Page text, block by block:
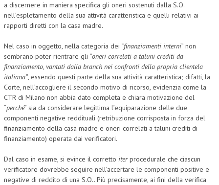
a discernere in maniera specifica gli oneri sostenuti dalla S.O.
nell’espletamento della sua attività caratteristica e quelli relativi ai
rapporti diretti con la casa madre.
Nel caso in oggetto, nella categoria dei “finanziamenti interni” non
sembrano poter rientrare gli “oneri correlati a taluni crediti da
finanziamento, vantati dalla branch nei confronti della propria clientela
italiana”, essendo questi parte della sua attività caratteristica; difatti, la
Corte, nell’accogliere il secondo motivo di ricorso, evidenzia come la
CTR di Milano non abbia dato completa e chiara motivazione del
“perché” sia da considerare legittima l’equiparazione delle due
componenti negative reddituali (retribuzione corrisposta in forza del
finanziamento della casa madre e oneri correlati a taluni crediti di
finanziamento) operata dai verificatori.
Dal caso in esame, si evince il corretto iterprocedurale che ciascun
verificatore dovrebbe seguire nell’accertare le componenti positive e
negative di reddito di una S.O.. Più precisamente, ai fini della verifica